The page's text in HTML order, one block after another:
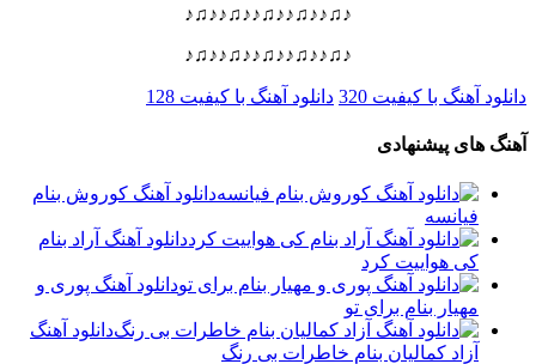
♪♫♪♪♫♪♪♫♪♪♫♪♪♫♪
♪♫♪♪♫♪♪♫♪♪♫♪♪♫♪
دانلود آهنگ با کیفیت 320 دانلود آهنگ با کیفیت 128
آهنگ های پیشنهادی
دانلود آهنگ کوروش بنام
فیانسه
دانلود آهنگ آراد بنام
کی هواییت کرد
دانلود آهنگ پوری و
مهیار بنام برای تو
دانلود آهنگ
آزاد کمالیان بنام خاطرات بی رنگ